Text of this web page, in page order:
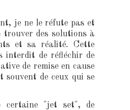
je ne le réfute pas et
des solutions à
et sa réalité. Cette
interdit de réfléchir de
de remise en cause
souvent de ceux qui se
certaine "jet set", de